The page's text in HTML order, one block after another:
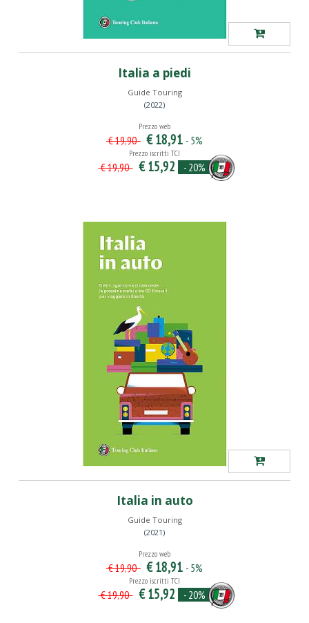
Italia a piedi
Guide Touring
(2022)
Prezzo web
€ 19,90 € 18,91 - 5%
Prezzo iscritti TCI
€ 19,90 € 15,92 - 20%
Italia in auto
Guide Touring
(2021)
Prezzo web
€ 19,90 € 18,91 - 5%
Prezzo iscritti TCI
€ 19,90 € 15,92 - 20%